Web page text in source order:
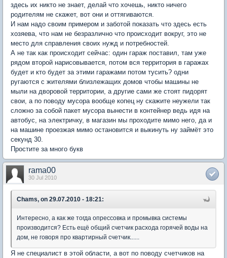
здесь их никто не знает, делай что хочешь, никто ничего
родителям не скажет, вот они и оттягиваются.
И нам надо своим примером и заботой показать что здесь есть
хозяева, что нам не безразлично что происходит вокруг, это не
место для справления своих нужд и потребностей.
А не так как происходит сейчас: один гараж поставил, там уже
рядом второй нарисовывается, потом вся территория в гаражах
будет и кто будет за этими гаражами потом тусить? одни
ругаются с жителями близлежащих домов чтобы машины не
мыли на дворовой территории, а другие сами же стоят пидорят
свои, а по поводу мусора вообще копец ну скажите неужели так
сложно за собой пакет мусора вынести в контейнер ведь идя на
автобус, на электричку, в магазин мы проходите мимо него, да и
на машине проезжая мимо остановится и выкинуть ну займёт это
секунд 30.
Простите за много букв
rama00
30 Jul 2010
Chams, on 29.07.2010 - 18:21:
Интересно, а как же тогда опрессовка и промывка системы
производится? Есть ещё общий счетчик расхода горячей воды на
дом, не говоря про квартирный счетчик......
Я не специалист в этой области, а вот по поводу счетчиков на